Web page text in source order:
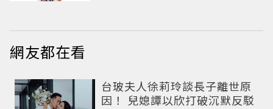
網友都在看
台玻夫人徐莉玲談長子離世原
因！ 兒媳譚以欣打破沉默反駁